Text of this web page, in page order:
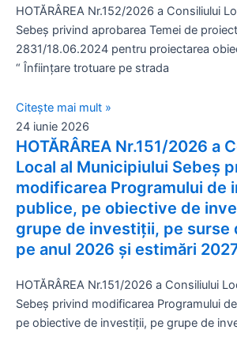
HOTĂRÂREA Nr.152/2026 a Consiliului
Sebeș privind aprobarea Temei de
2831/18.06.2024 pentru proiectarea
“ Înființare trotuare pe strada
Citește mai mult »
24 iunie 2026
HOTĂRÂREA Nr.151/2026 a
Local al Municipiului Sebeș
modificarea Programului de
publice, pe obiective de
grupe de investiții, pe surse
pe anul 2026 și estimări
HOTĂRÂREA Nr.151/2026 a Consiliului
Sebeș privind modificarea Programului
pe obiective de investiții, pe grupe de